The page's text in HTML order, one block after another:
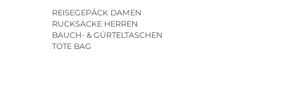
REISEGEPÄCK DAMEN
RUCKSÄCKE HERREN
BAUCH- & GÜRTELTASCHEN
TOTE BAG